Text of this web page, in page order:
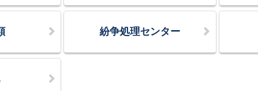
紛争処理センター